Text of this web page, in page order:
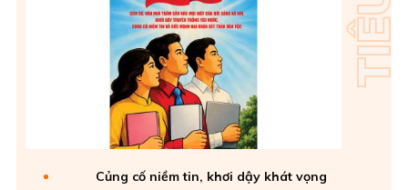
Củng cố niềm tin, khơi dậy khát vọng